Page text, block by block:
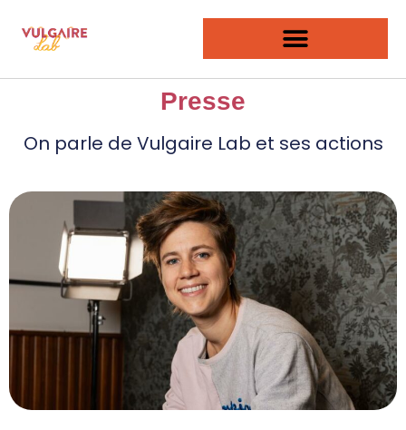
Presse
On parle de Vulgaire Lab et ses actions